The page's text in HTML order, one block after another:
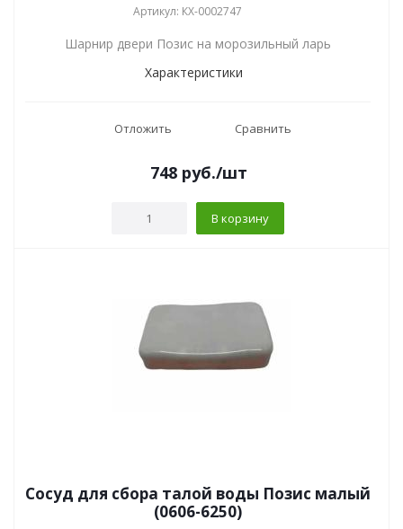
Артикул: КХ-0002747
Шарнир двери Позис на морозильный ларь
Характеристики
Отложить Сравнить
748руб./шт
В корзину
Сосуд для сбора талой воды Позис малый
(0606-6250)